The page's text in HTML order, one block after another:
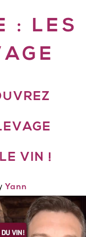
: LES
VIN !
Yann